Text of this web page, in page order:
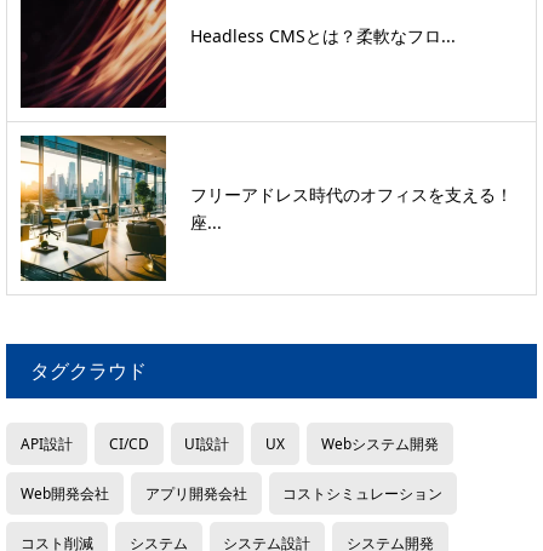
Headless CMSとは？柔軟なフロ...
フリーアドレス時代のオフィスを支える！
座...
タグクラウド
API設計 CI/CD UI設計 UX Webシステム開発
Web開発会社 アプリ開発会社 コストシミュレーション
コスト削減 システム システム設計 システム開発